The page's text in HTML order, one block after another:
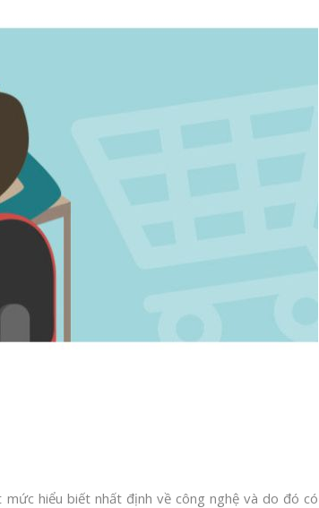
hiểu biết nhất định về công nghệ và do đó có